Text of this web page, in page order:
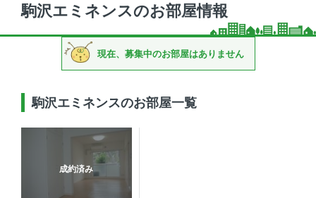
駒沢エミネンスのお部屋情報
現在、募集中のお部屋はありません
駒沢エミネンスのお部屋一覧
成約済み